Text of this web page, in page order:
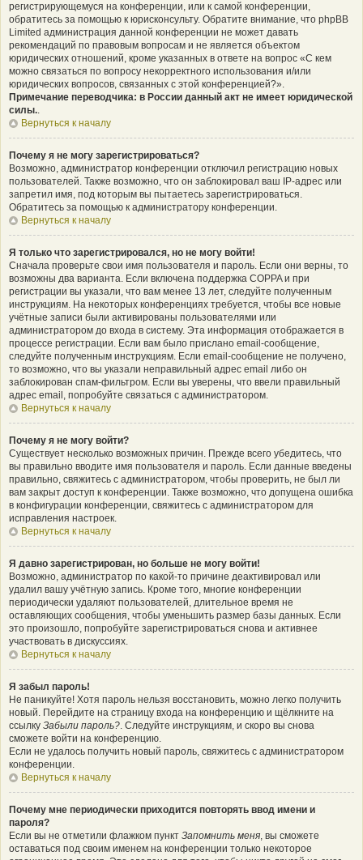
регистрирующемуся на конференции, или к самой конференции,
обратитесь за помощью к юрисконсульту. Обратите внимание, что phpBB
Limited администрация данной конференции не может давать
рекомендаций по правовым вопросам и не является объектом
юридических отношений, кроме указанных в ответе на вопрос «С кем
можно связаться по вопросу некорректного использования и/или
юридических вопросов, связанных с этой конференцией?».
Примечание переводчика: в России данный акт не имеет юридической
силы..
Вернуться к началу
Почему я не могу зарегистрироваться?
Возможно, администратор конференции отключил регистрацию новых
пользователей. Также возможно, что он заблокировал ваш IP-адрес или
запретил имя, под которым вы пытаетесь зарегистрироваться.
Обратитесь за помощью к администратору конференции.
Вернуться к началу
Я только что зарегистрировался, но не могу войти!
Сначала проверьте свои имя пользователя и пароль. Если они верны, то
возможны два варианта. Если включена поддержка COPPA и при
регистрации вы указали, что вам менее 13 лет, следуйте полученным
инструкциям. На некоторых конференциях требуется, чтобы все новые
учётные записи были активированы пользователями или
администратором до входа в систему. Эта информация отображается в
процессе регистрации. Если вам было прислано email-сообщение,
следуйте полученным инструкциям. Если email-сообщение не получено,
то возможно, что вы указали неправильный адрес email либо он
заблокирован спам-фильтром. Если вы уверены, что ввели правильный
адрес email, попробуйте связаться с администратором.
Вернуться к началу
Почему я не могу войти?
Существует несколько возможных причин. Прежде всего убедитесь, что
вы правильно вводите имя пользователя и пароль. Если данные введены
правильно, свяжитесь с администратором, чтобы проверить, не был ли
вам закрыт доступ к конференции. Также возможно, что допущена ошибка
в конфигурации конференции, свяжитесь с администратором для
исправления настроек.
Вернуться к началу
Я давно зарегистрирован, но больше не могу войти!
Возможно, администратор по какой-то причине деактивировал или
удалил вашу учётную запись. Кроме того, многие конференции
периодически удаляют пользователей, длительное время не
оставляющих сообщения, чтобы уменьшить размер базы данных. Если
это произошло, попробуйте зарегистрироваться снова и активнее
участвовать в дискуссиях.
Вернуться к началу
Я забыл пароль!
Не паникуйте! Хотя пароль нельзя восстановить, можно легко получить
новый. Перейдите на страницу входа на конференцию и щёлкните на
ссылку Забыли пароль?. Следуйте инструкциям, и скоро вы снова
сможете войти на конференцию.
Если не удалось получить новый пароль, свяжитесь с администратором
конференции.
Вернуться к началу
Почему мне периодически приходится повторять ввод имени и
пароля?
Если вы не отметили флажком пункт Запомнить меня, вы сможете
оставаться под своим именем на конференции только некоторое